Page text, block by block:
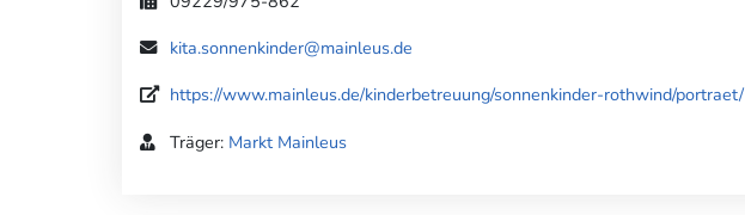
kita.sonnenkinder@mainleus.de
https://www.mainleus.de/kinderbetreuung/sonnenkinder-rothwind/portraet/
Träger: Markt Mainleus